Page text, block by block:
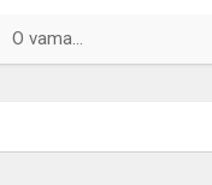
O vama...